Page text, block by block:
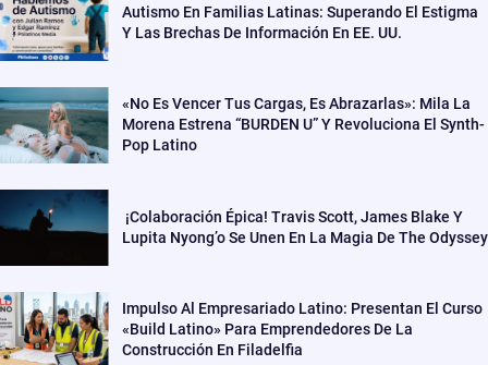
Autismo En Familias Latinas: Superando El Estigma
Y Las Brechas De Información En EE. UU.
«No Es Vencer Tus Cargas, Es Abrazarlas»: Mila La
Morena Estrena “BURDEN U” Y Revoluciona El Synth-
Pop Latino
¡Colaboración Épica! Travis Scott, James Blake Y
Lupita Nyong’o Se Unen En La Magia De The Odyssey
Impulso Al Empresariado Latino: Presentan El Curso
«Build Latino» Para Emprendedores De La
Construcción En Filadelfia